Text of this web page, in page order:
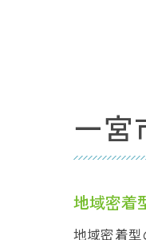
一宮
地域密着
地域密着